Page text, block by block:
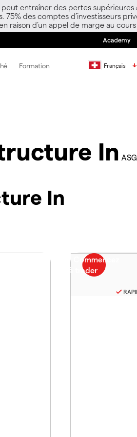
entraîner des pertes
des comptes d’investisseurs
raison d’un appel de marge au
Academy
Formation Français
In
In